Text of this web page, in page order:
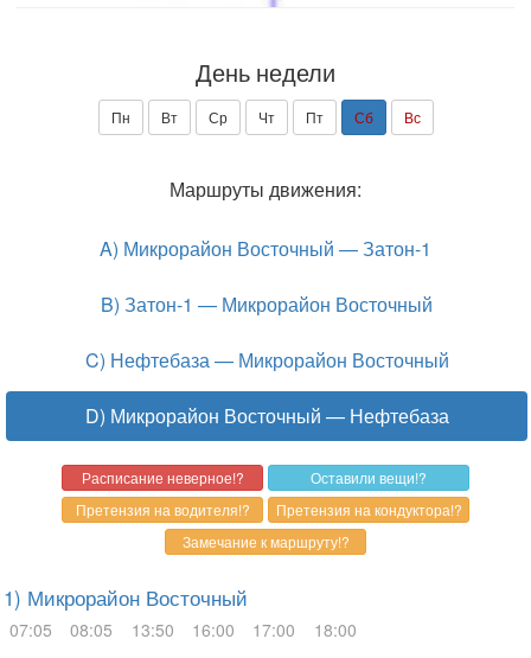
День недели
Пн Вт Ср Чт Пт Сб Вс
Маршруты движения:
A) Микрорайон Восточный — Затон-1
B) Затон-1 — Микрорайон Восточный
C) Нефтебаза — Микрорайон Восточный
D) Микрорайон Восточный — Нефтебаза
1) Микрорайон Восточный
07:05 08:05 13:50 16:00 17:00 18:00